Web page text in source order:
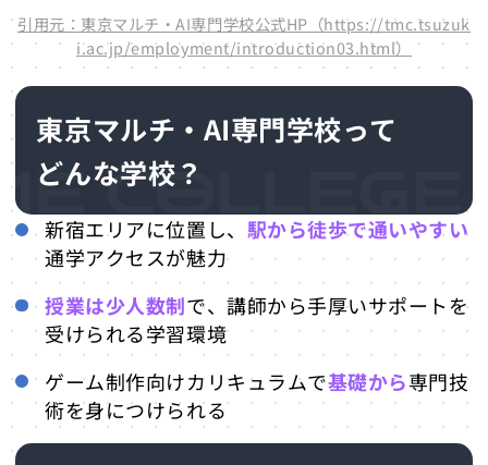
引用元：東京マルチ・AI専門学校公式HP（https://tmc.tsuzuk
i.ac.jp/employment/introduction03.html）
東京マルチ・AI専門学校って
どんな学校？
新宿エリアに位置し、 駅から徒歩で通いやすい
通学アクセスが魅力
授業は少人数制で、講師から手厚いサポートを
受けられる学習環境
ゲーム制作向けカリキュラムで基礎から専門技
術を身につけられる